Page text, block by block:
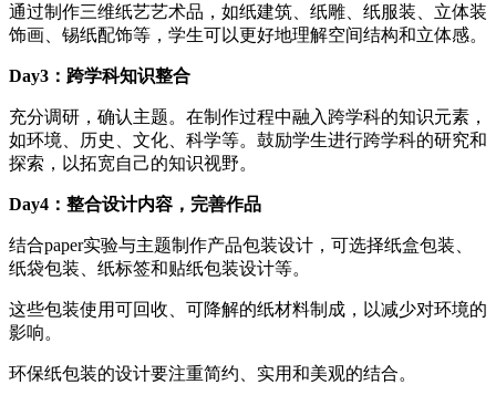
通过制作三维纸艺艺术品，如纸建筑、纸雕、纸服装、立体装
饰画、锡纸配饰等，学生可以更好地理解空间结构和立体感。
Day3：跨学科知识整合
充分调研，确认主题。在制作过程中融入跨学科的知识元素，
如环境、历史、文化、科学等。鼓励学生进行跨学科的研究和
探索，以拓宽自己的知识视野。
Day4：整合设计内容，完善作品
结合paper实验与主题制作产品包装设计，可选择纸盒包装、
纸袋包装、纸标签和贴纸包装设计等。
这些包装使用可回收、可降解的纸材料制成，以减少对环境的
影响。
环保纸包装的设计要注重简约、实用和美观的结合。